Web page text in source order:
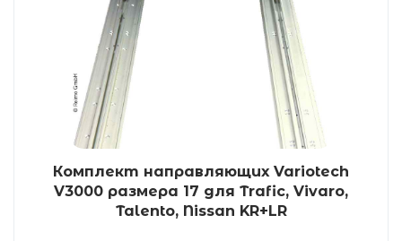
Комплект направляющих Variotech
V3000 размера 17 для Trafic, Vivaro,
Talento, Nissan KR+LR